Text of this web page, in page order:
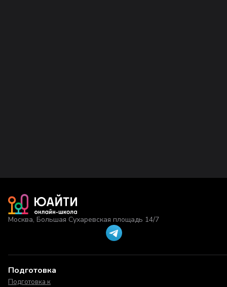
Москва, Большая Сухаревская площадь 14/7
Подготовка
Подготовка к